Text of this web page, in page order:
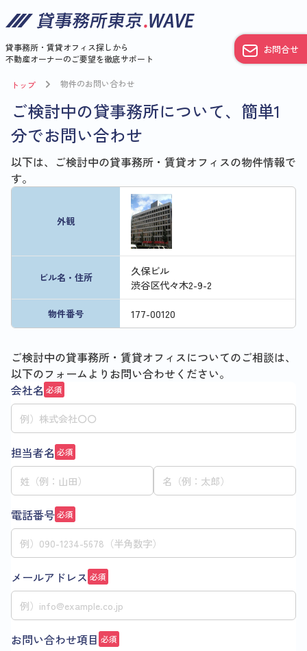
貸事務所・賃貸オフィス探しから
不動産オーナーのご要望を徹底サポート
お問合せ
トップ 物件のお問い合わせ
ご検討中の貸事務所について、簡単1
分でお問い合わせ
以下は、ご検討中の貸事務所・賃貸オフィスの物件情報で
す。
外観
ビル名・住所
久保ビル
渋谷区代々木2-9-2
物件番号 177-00120
ご検討中の貸事務所・賃貸オフィスについてのご相談は、
以下のフォームよりお問い合わせください。
会社名 必須
担当者名 必須
電話番号必須
メールアドレス 必須
お問い合わせ項目 必須